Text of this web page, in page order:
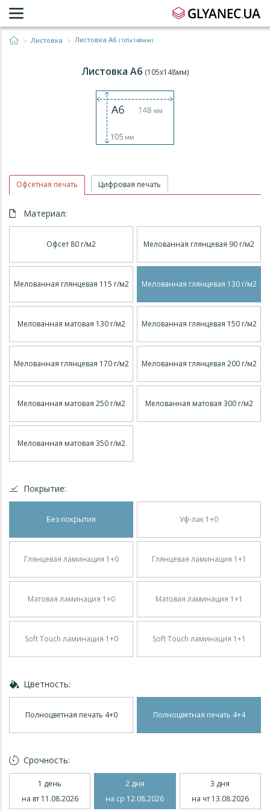
Листовка Листовка А6 (105x148мм)
Листовка А6 (105x148мм)
Офсетная печать Цифровая печать
Материал:
Офсет 80 г/м2 Мелованная глянцевая 90 г/м2
Мелованная глянцевая 115 г/м2 Мелованная глянцевая 130 г/м2
Мелованная матовая 130 г/м2 Мелованная глянцевая 150 г/м2
Мелованная глянцевая 170 г/м2 Мелованная глянцевая 200 г/м2
Мелованная матовая 250 г/м2 Мелованная матовая 300 г/м2
Мелованная матовая 350 г/м2
Покрытие:
Без покрытия Уф-лак 1+0
Глянцевая ламинация 1+0 Глянцевая ламинация 1+1
Матовая ламинация 1+0 Матовая ламинация 1+1
Soft Touch ламинация 1+0 Soft Touch ламинация 1+1
Цветность:
Полноцветная печать 4+0 Полноцветная печать 4+4
Срочность:
1 день
на вт 11.08.2026
2 дня
на ср 12.08.2026
3 дня
на чт 13.08.2026